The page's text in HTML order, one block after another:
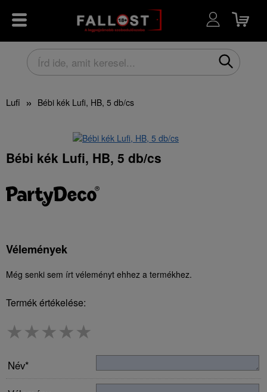
Lufi Bébi kék Lufi, HB, 5 db/cs
Bébi kék Lufi, HB, 5 db/cs
Vélemények
Még senki sem írt véleményt ehhez a termékhez.
Termék értékelése:
★★★★★
Név*